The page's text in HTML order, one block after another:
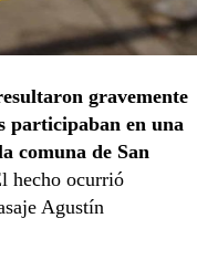
gravemente
participaban en una
comuna de San
hecho ocurrió
Agustín